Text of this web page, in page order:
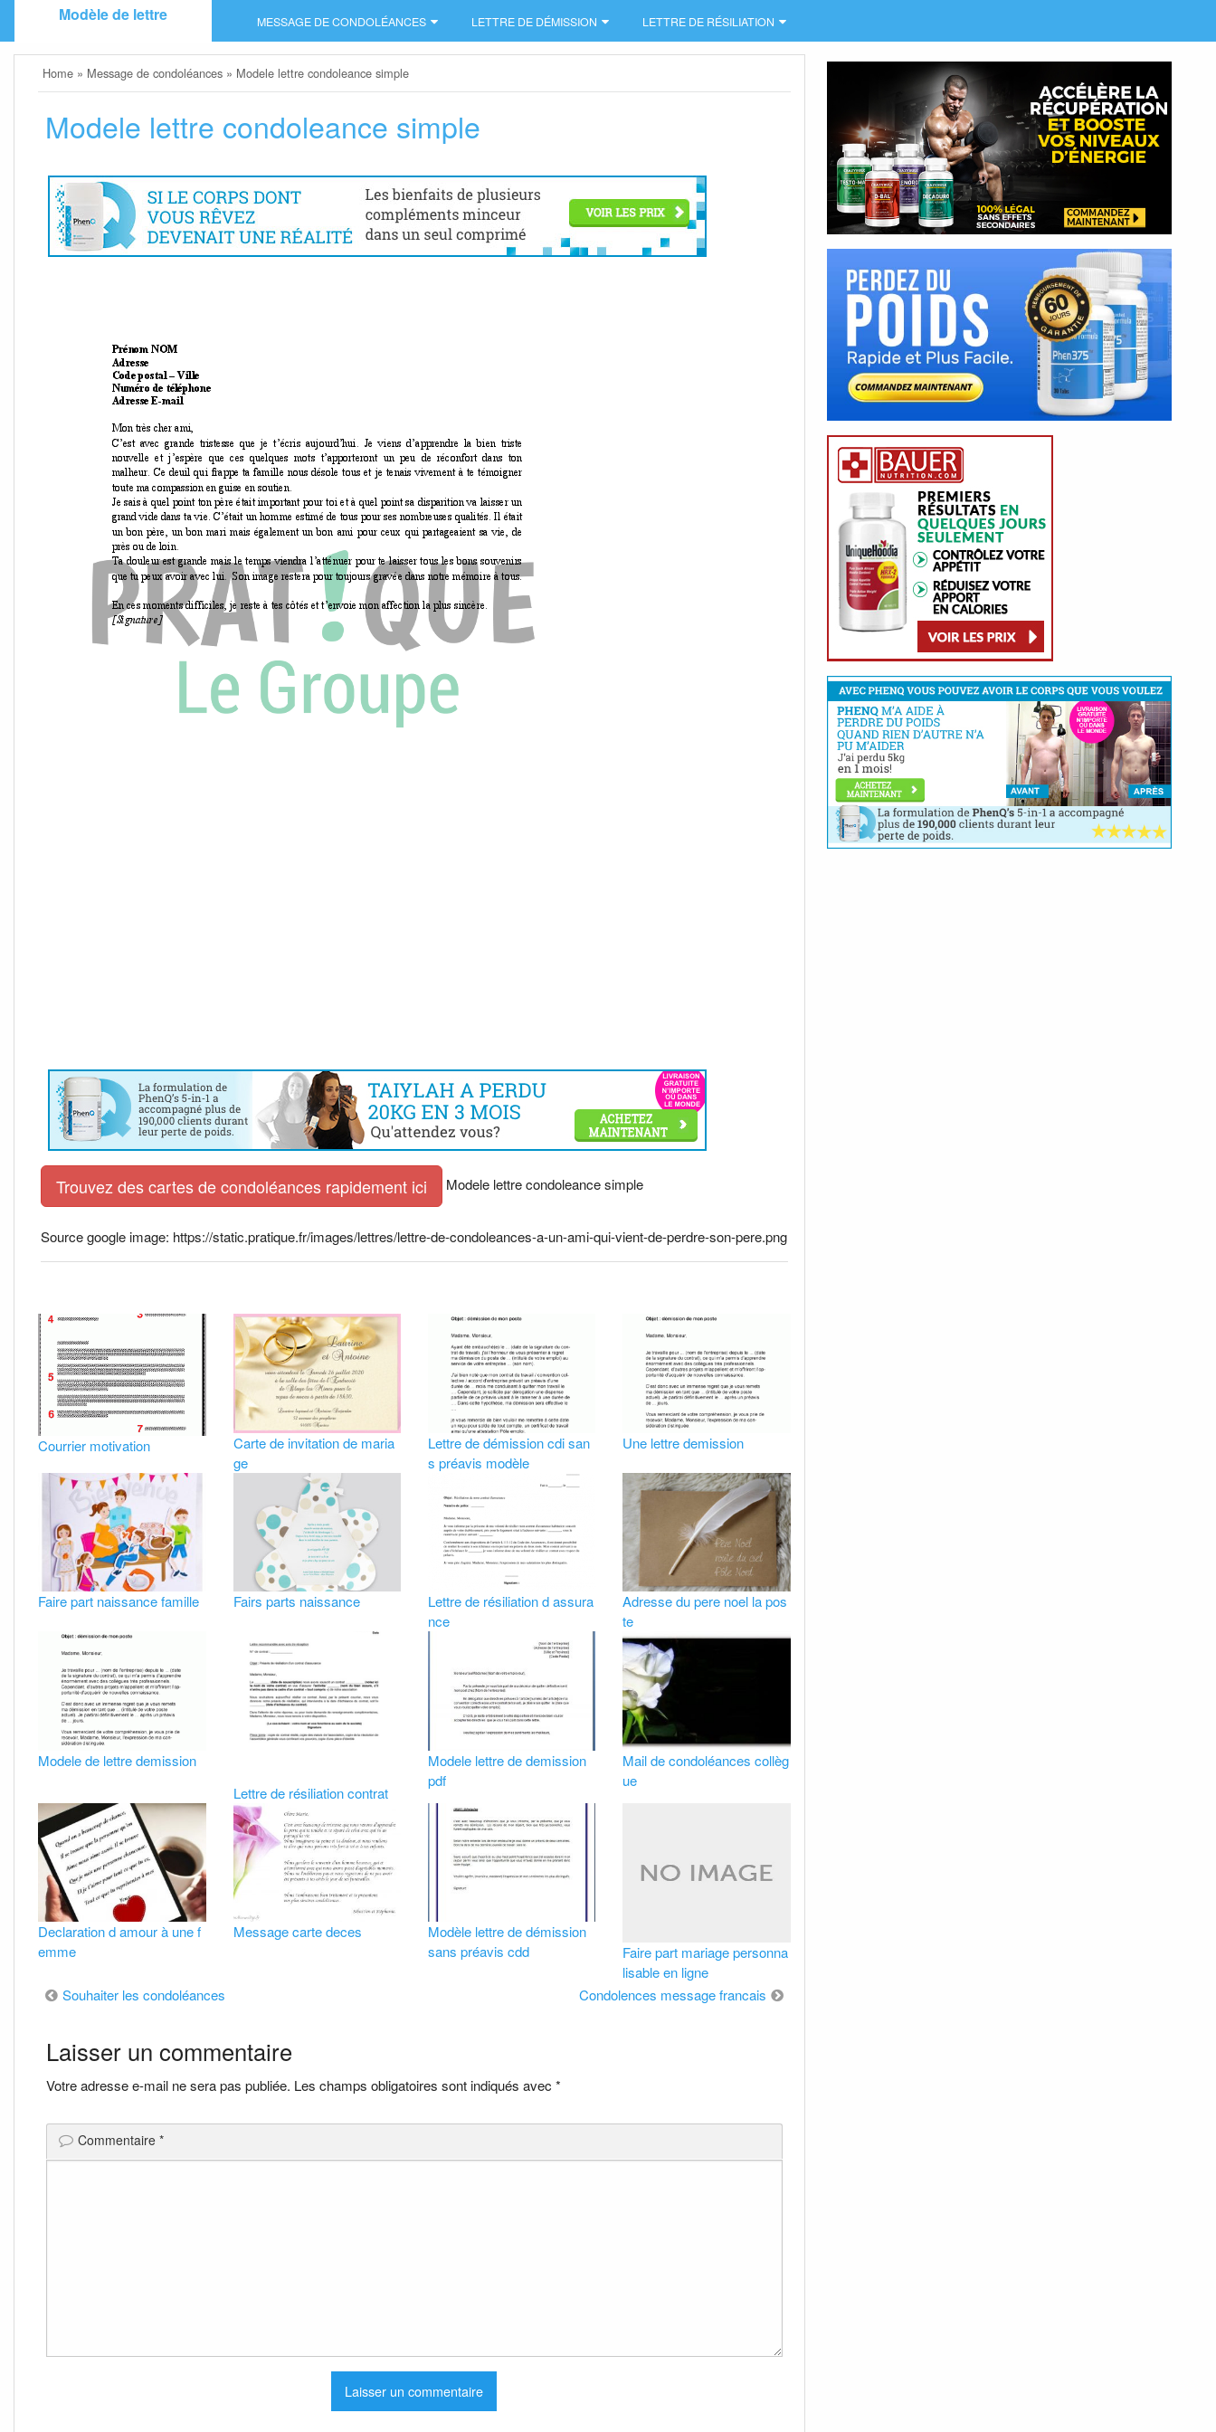
Modèle de lettre MESSAGE DE CONDOLÉANCES LETTRE DE DÉMISSION LETTRE DE RÉSILIATION
Home » Message de condoléances » Modele lettre condoleance simple
Modele lettre condoleance simple
Trouvez des cartes de condoléances rapidement ici Modele lettre condoleance simple
Source google image: https://static.pratique.fr/images/lettres/lettre-de-condoleances-a-un-ami-qui-vient-de-perdre-son-pere.png
Courrier motivation
Carte de invitation de maria
ge
Lettre de démission cdi san
s préavis modèle
Une lettre demission
Faire part naissance famille Fairs parts naissance
Lettre de résiliation d assura
nce
Adresse du pere noel la pos
te
Modele de lettre demission
Lettre de résiliation contrat
Modele lettre de demission
pdf
Mail de condoléances collèg
ue
Declaration d amour à une f
emme
Message carte deces
Modèle lettre de démission
sans préavis cdd
Faire part mariage personna
lisable en ligne
Navigation
de
l’article
Souhaiter les condoléances Condolences message francais
Laisser un commentaire
Votre adresse e-mail ne sera pas publiée. Les champs obligatoires sont indiqués avec *
Commentaire *